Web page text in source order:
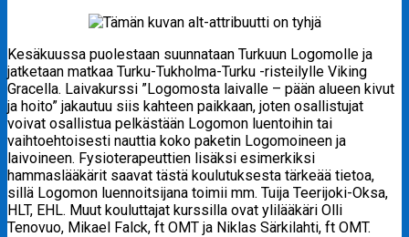
Kesäkuussa puolestaan suunnataan Turkuun Logomolle ja
jatketaan matkaa Turku-Tukholma-Turku -risteilylle Viking
Gracella. Laivakurssi ”Logomosta laivalle – pään alueen kivut
ja hoito” jakautuu siis kahteen paikkaan, joten osallistujat
voivat osallistua pelkästään Logomon luentoihin tai
vaihtoehtoisesti nauttia koko paketin Logomoineen ja
laivoineen. Fysioterapeuttien lisäksi esimerkiksi
hammaslääkärit saavat tästä koulutuksesta tärkeää tietoa,
sillä Logomon luennoitsijana toimii mm. Tuija Teerijoki-Oksa,
HLT, EHL. Muut kouluttajat kurssilla ovat ylilääkäri Olli
Tenovuo, Mikael Falck, ft OMT ja Niklas Särkilahti, ft OMT.